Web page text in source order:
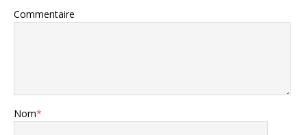
Commentaire
Nom*